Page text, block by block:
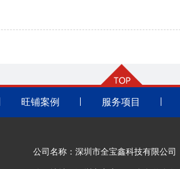
旺铺案例 服务项目
公司名称：深圳市全宝鑫科技有限公司